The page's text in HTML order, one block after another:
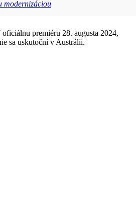
modernizáciou
premiéru 28. augusta 2024,
sa uskutoční v Austrálii.